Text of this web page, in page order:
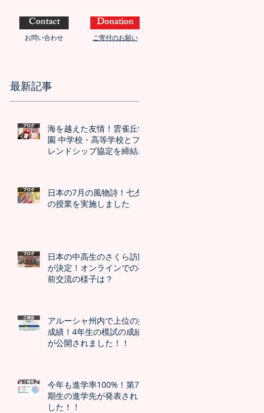
Contact
お問い合わせ
Donation
ご寄付のお願い
最新記事
海を越えた友情！雲雀丘学
園 中学校・高等学校とフ
レンドシップ協定を締結し
日本の7月の風物詩！七夕
の授業を実施しました
日本の中高生のさくら訪問
が決定！オンラインでの事
前交流の様子は？
アルーシャ州内で上位の好
成績！4年生の模試の成績
が公開されました！！
今年も進学率100%！第7
期生の進学先が発表されま
した！！